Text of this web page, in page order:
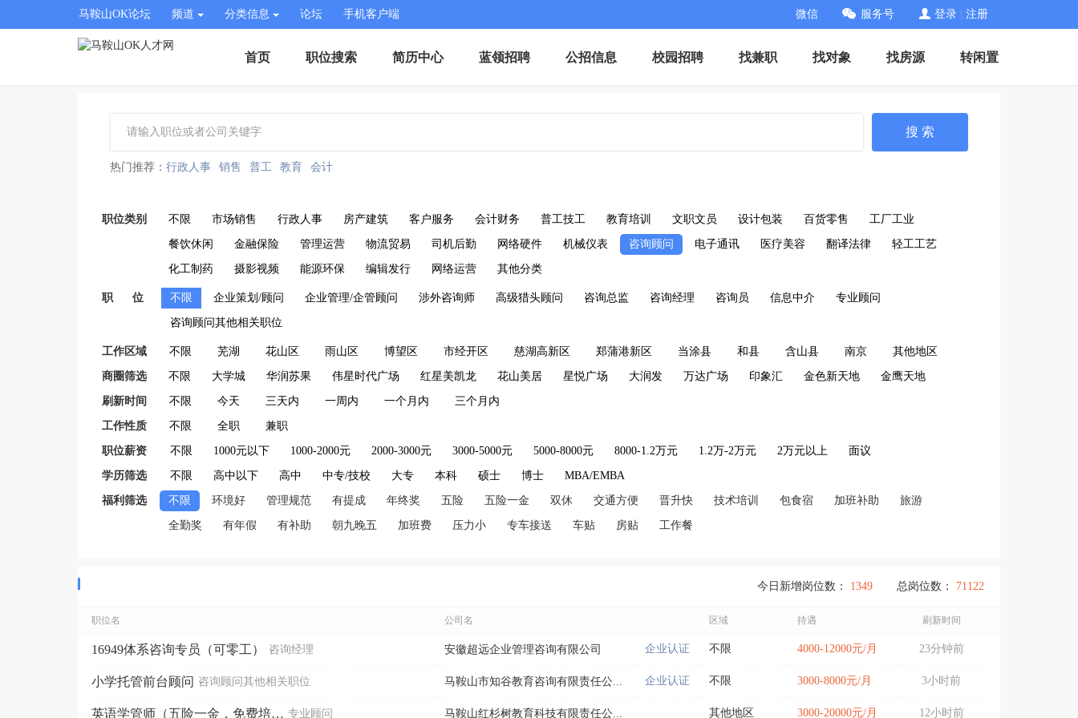
马鞍山OK论坛 频道 分类信息 论坛 手机客户端 微信 服务号 登录 注册
首页 职位搜索 简历中心 蓝领招聘 公招信息 校园招聘 找兼职 找对象 找房源 转闲置
搜 索
热门推荐： 行政人事 销售 普工 教育 会计
职位类别 不限 市场销售 行政人事 房产建筑 客户服务 会计财务 普工技工 教育培训 文职文员 设计包装 百货零售 工厂工业
餐饮休闲 金融保险 管理运营 物流贸易 司机后勤 网络硬件 机械仪表 咨询顾问 电子通讯 医疗美容 翻译法律 轻工工艺
化工制药 摄影视频 能源环保 编辑发行 网络运营 其他分类
职 位 不限 企业策划/顾问 企业管理/企管顾问 涉外咨询师 高级猎头顾问 咨询总监 咨询经理 咨询员 信息中介 专业顾问
咨询顾问其他相关职位
工作区域 不限 芜湖 花山区 雨山区 博望区 市经开区 慈湖高新区 郑蒲港新区 当涂县 和县 含山县 南京 其他地区
商圈筛选 不限 大学城 华润苏果 伟星时代广场 红星美凯龙 花山美居 星悦广场 大润发 万达广场 印象汇 金色新天地 金鹰天地
刷新时间 不限 今天 三天内 一周内 一个月内 三个月内
工作性质 不限 全职 兼职
职位薪资 不限 1000元以下 1000-2000元 2000-3000元 3000-5000元 5000-8000元 8000-1.2万元 1.2万-2万元 2万元以上 面议
学历筛选 不限 高中以下 高中 中专/技校 大专 本科 硕士 博士 MBA/EMBA
福利筛选 不限 环境好 管理规范 有提成 年终奖 五险 五险一金 双休 交通方便 晋升快 技术培训 包食宿 加班补助 旅游
全勤奖 有年假 有补助 朝九晚五 加班费 压力小 专车接送 车贴 房贴 工作餐
总岗位数： 71122
今日新增岗位数： 1349
职位名 公司名 区域 待遇 刷新时间
16949体系咨询专员（可零工） 咨询经理 安徽超远企业管理咨询有限公司 企业认证 不限 4000-12000元/月 23分钟前
小学托管前台顾问 咨询顾问其他相关职位 马鞍山市知谷教育咨询有限责任公... 企业认证 不限 3000-8000元/月 3小时前
英语学管师（五险一金，免费培训，带薪休假） 专业顾问 马鞍山红杉树教育科技有限责任公... 其他地区 3000-20000元/月 12小时前